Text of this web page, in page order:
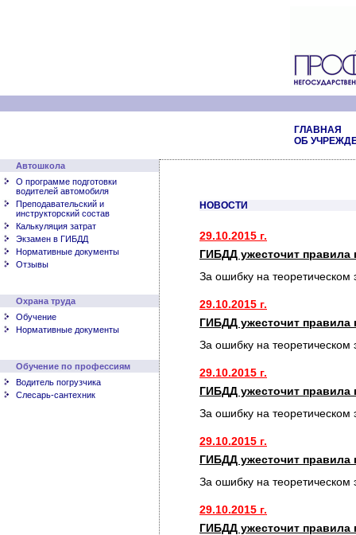
ГЛАВНАЯ
ОБ
Автошкола
О программе подготовки
водителей автомобиля
Преподавательский и
инструкторский состав
Калькуляция затрат
Экзамен в ГИБДД
Нормативные документы
Отзывы
Охрана труда
Обучение
Нормативные документы
Обучение по профессиям
Водитель погрузчика
Слесарь-сантехник
НОВОСТИ
29.10.2015 г.
ГИБДД ужесточит правила
За ошибку на теоретическом
29.10.2015 г.
ГИБДД ужесточит правила
За ошибку на теоретическом
29.10.2015 г.
ГИБДД ужесточит правила
За ошибку на теоретическом
29.10.2015 г.
ГИБДД ужесточит правила
За ошибку на теоретическом
29.10.2015 г.
ГИБДД ужесточит правила